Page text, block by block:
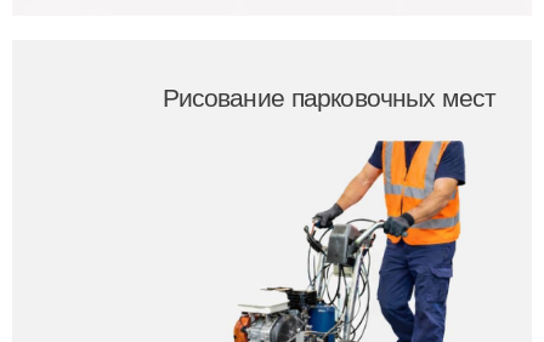
Рисование парковочных мест